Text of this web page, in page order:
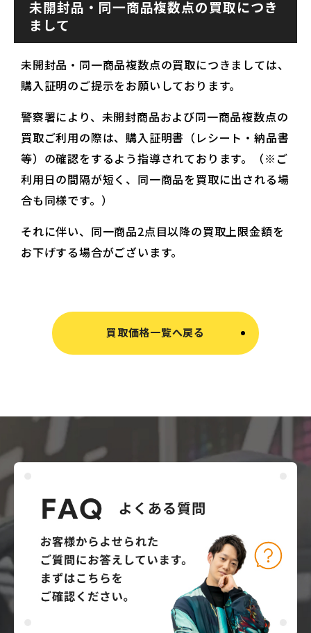
未開封品・同一商品複数点の買取につき
まして
未開封品・同一商品複数点の買取につきましては、
購入証明のご提示をお願いしております。
警察署により、未開封商品および同一商品複数点の
買取ご利用の際は、購入証明書（レシート・納品書
等）の確認をするよう指導されております。（※ご
利用日の間隔が短く、同一商品を買取に出される場
合も同様です。）
それに伴い、同一商品2点目以降の買取上限金額を
お下げする場合がございます。
買取価格一覧へ戻る